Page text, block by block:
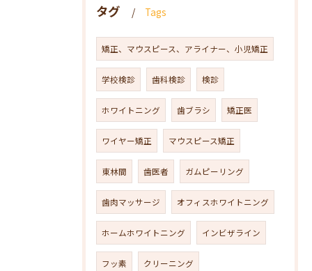
タグ Tags
矯正、マウスピース、アライナー、小児矯正
学校検診 歯科検診 検診
ホワイトニング 歯ブラシ 矯正医
ワイヤー矯正 マウスピース矯正
東林間 歯医者 ガムピーリング
歯肉マッサージ オフィスホワイトニング
ホームホワイトニング インビザライン
フッ素 クリーニング